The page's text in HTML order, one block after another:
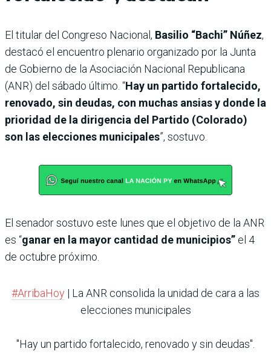
El titular del Congreso Nacional, Basilio “Bachi” Núñez,
destacó el encuentro plenario organizado por la Junta
de Gobierno de la Asociación Nacional Republicana
(ANR) del sábado último. “Hay un partido fortalecido,
renovado, sin deudas, con muchas ansias y donde la
prioridad de la dirigencia del Partido (Colorado)
son las elecciones municipales”, sostuvo.
El senador sostuvo este lunes que el objetivo de la ANR
es “ganar en la mayor cantidad de municipios” el 4
de octubre próximo.
#ArribaHoy | La ANR consolida la unidad de cara a las
elecciones municipales
"Hay un partido fortalecido, renovado y sin deudas".